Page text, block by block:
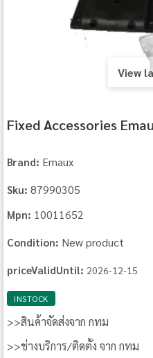
View
Fixed Accessories
Brand: Emaux
Sku: 87990305
Mpn: 10011652
Condition: New product
priceValidUntil: 2026-12-15
INSTOCK
>>สินค้าจัดส่งจาก กทม
>>ช่างบริการ/ติดตั้ง จาก กทม